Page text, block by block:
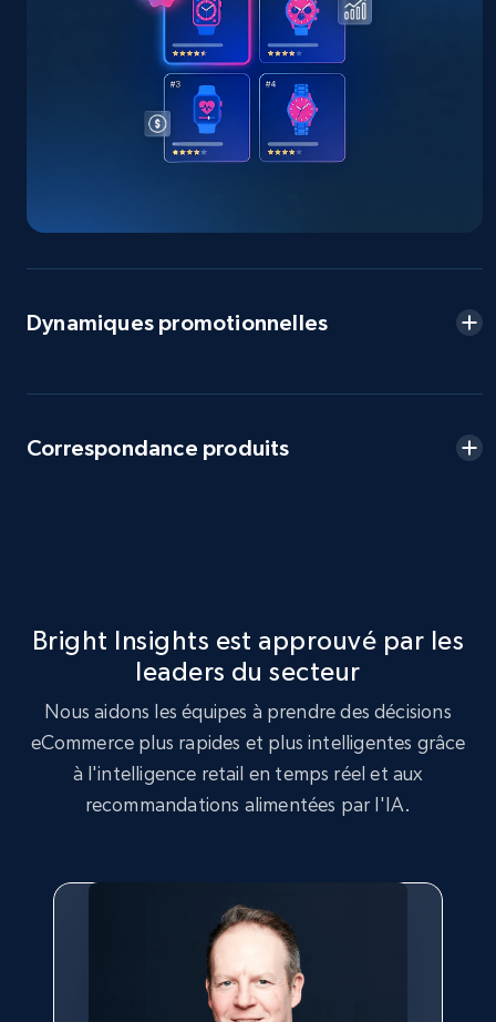
Seller reviews, Breadcrumbs, Root category, and
359+ Commencer
URL, Product id, Title, Seller name, Seller rating,
Seller reviews, Breadcrumbs, Root category, and
eBay - Collect records by category
Google Shopping
URL, Product id, Title, Product description,
Rating, Reviews count, Images, Variations, and
Google Shopping - collects products from
web using keywords
Dynamiques promotionnelles
Correspondance produits
Bright Insights est approuvé par les
leaders du secteur
Nous aidons les équipes à prendre des décisions
eCommerce plus rapides et plus intelligentes grâce
à l'intelligence retail en temps réel et aux
recommandations alimentées par l'IA.